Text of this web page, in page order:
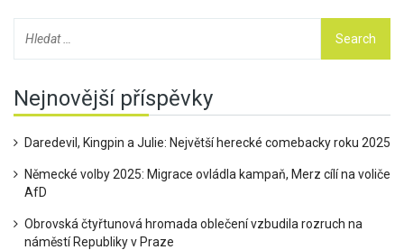
Nejnovější příspěvky
Daredevil, Kingpin a Julie: Největší herecké comebacky roku 2025
Německé volby 2025: Migrace ovládla kampaň, Merz cílí na voliče
AfD
Obrovská čtyřtunová hromada oblečení vzbudila rozruch na
náměstí Republiky v Praze